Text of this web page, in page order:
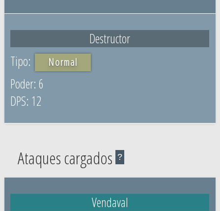
Destructor
Normal
6
12
Ataques cargados ?
Vendaval